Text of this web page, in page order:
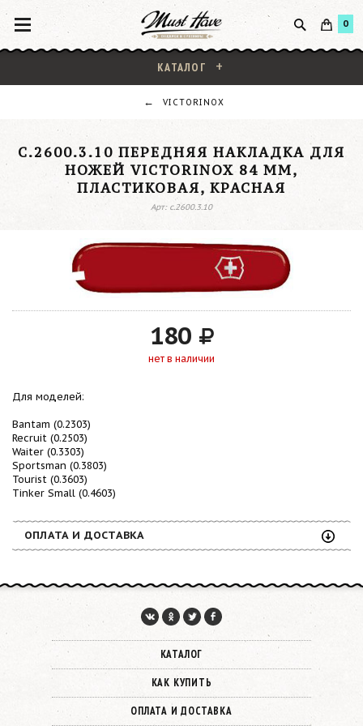
0
КАТАЛОГ
VICTORINOX
C.2600.3.10 ПЕРЕДНЯЯ НАКЛАДКА ДЛЯ
НОЖЕЙ VICTORINOX 84 ММ,
ПЛАСТИКОВАЯ, КРАСНАЯ
Арт: c.2600.3.10
180
нет в наличии
Для моделей:
Bantam (0.2303)
Recruit (0.2503)
Waiter (0.3303)
Sportsman (0.3803)
Tourist (0.3603)
Tinker Small (0.4603)
ОПЛАТА И ДОСТАВКА
КАТАЛОГ
КАК КУПИТЬ
ОПЛАТА И ДОСТАВКА